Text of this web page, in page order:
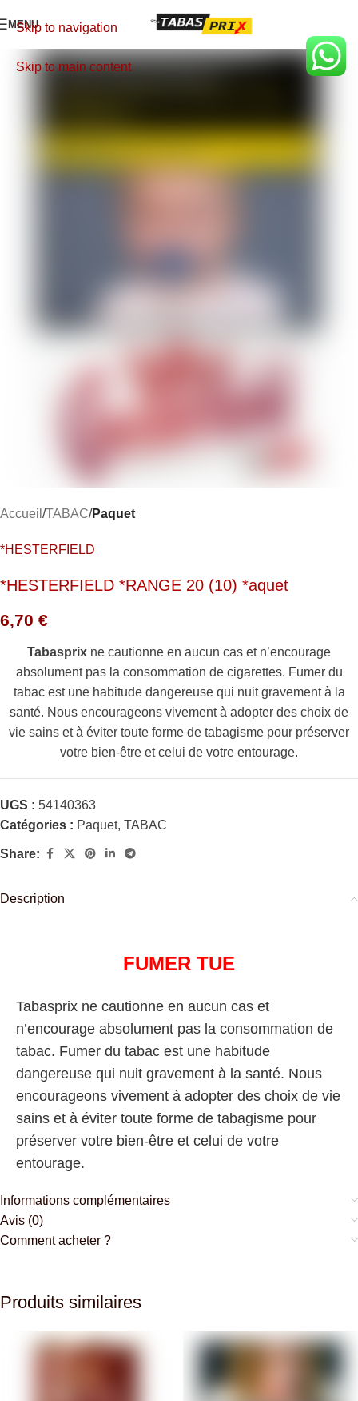
Skip to navigation
Skip to main content
MENU
Accueil TABAC Paquet
*HESTERFIELD
*HESTERFIELD *RANGE 20 (10) *aquet
6,70 €
Tabasprix ne cautionne en aucun cas et n’encourage
absolument pas la consommation de cigarettes. Fumer du
tabac est une habitude dangereuse qui nuit gravement à la
santé. Nous encourageons vivement à adopter des choix de
vie sains et à éviter toute forme de tabagisme pour préserver
votre bien-être et celui de votre entourage.
UGS : 54140363
Catégories : Paquet, TABAC
Share:
Description
FUMER TUE
Tabasprix ne cautionne en aucun cas et
n’encourage absolument pas la consommation de
tabac. Fumer du tabac est une habitude
dangereuse qui nuit gravement à la santé. Nous
encourageons vivement à adopter des choix de vie
sains et à éviter toute forme de tabagisme pour
préserver votre bien-être et celui de votre
entourage.
Informations complémentaires
Avis (0)
Comment acheter ?
Produits similaires